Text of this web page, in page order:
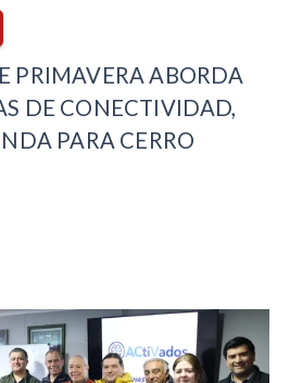
PRIMAVERA ABORDA
DE CONECTIVIDAD,
PARA CERRO